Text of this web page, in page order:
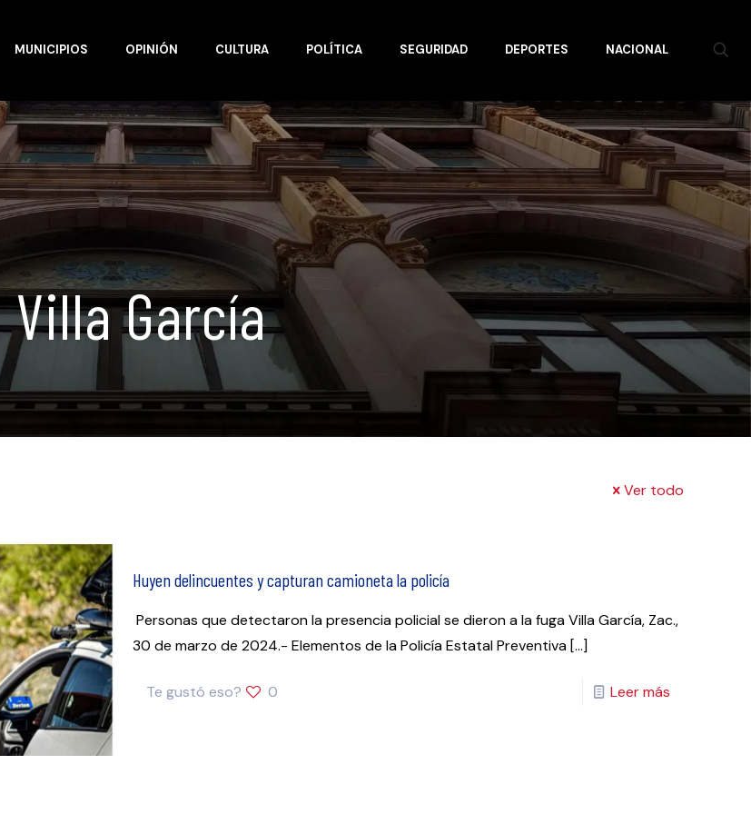
MUNICIPIOS OPINIÓN CULTURA POLÍTICA SEGURIDAD DEPORTES NACIONAL
Villa García
Ver todo
Huyen delincuentes y capturan camioneta la policía
Personas que detectaron la presencia policial se dieron a la fuga Villa García, Zac.,
30 de marzo de 2024.- Elementos de la Policía Estatal Preventiva[…]
Te gustó eso? 0 Leer más